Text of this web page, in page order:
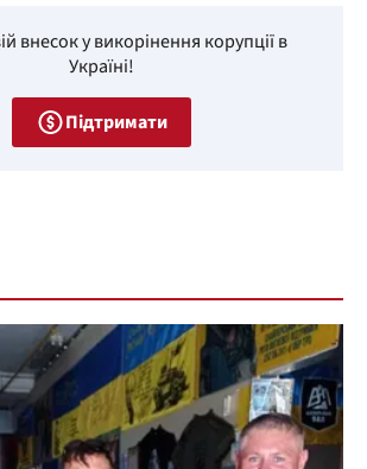
внесок у викорінення корупції в
Україні!
Підтримати